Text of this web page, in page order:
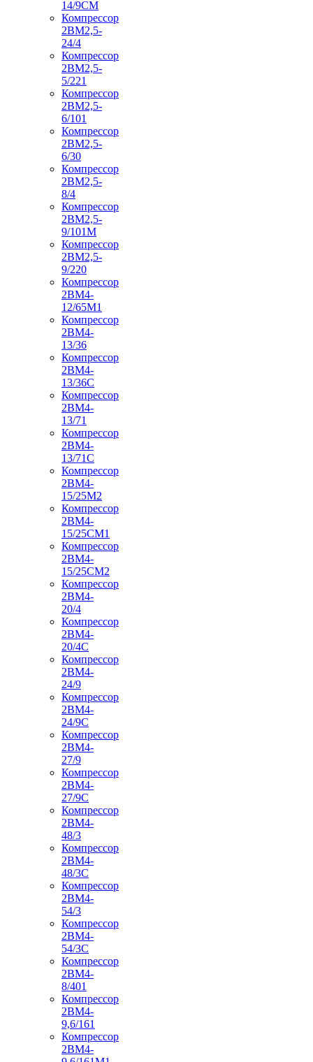
14/9СМ
Компрессор
2ВМ2,5-
24/4
Компрессор
2ВМ2,5-
5/221
Компрессор
2ВМ2,5-
6/101
Компрессор
2ВМ2,5-
6/30
Компрессор
2ВМ2,5-
8/4
Компрессор
2ВМ2,5-
9/101М
Компрессор
2ВМ2,5-
9/220
Компрессор
2ВМ4-
12/65М1
Компрессор
2ВМ4-
13/36
Компрессор
2ВМ4-
13/36С
Компрессор
2ВМ4-
13/71
Компрессор
2ВМ4-
13/71С
Компрессор
2ВМ4-
15/25М2
Компрессор
2ВМ4-
15/25СМ1
Компрессор
2ВМ4-
15/25СМ2
Компрессор
2ВМ4-
20/4
Компрессор
2ВМ4-
20/4С
Компрессор
2ВМ4-
24/9
Компрессор
2ВМ4-
24/9С
Компрессор
2ВМ4-
27/9
Компрессор
2ВМ4-
27/9С
Компрессор
2ВМ4-
48/3
Компрессор
2ВМ4-
48/3С
Компрессор
2ВМ4-
54/3
Компрессор
2ВМ4-
54/3С
Компрессор
2ВМ4-
8/401
Компрессор
2ВМ4-
9,6/161
Компрессор
2ВМ4-